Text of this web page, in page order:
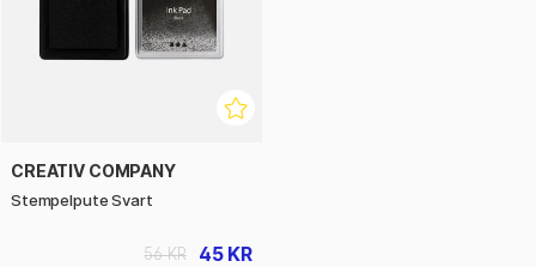
CREATIV COMPANY
Stempelpute Svart
45 KR
56 KR